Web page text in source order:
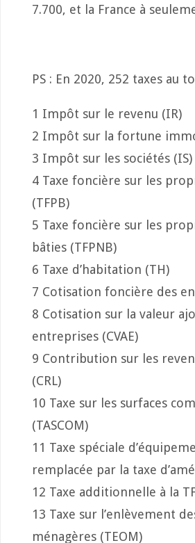
7.700, et la France à
PS : En 2020, 252 taxes au
1 Impôt sur le revenu (IR)
2 Impôt sur la fortune
3 Impôt sur les sociétés (IS)
4 Taxe foncière sur les
(TFPB)
5 Taxe foncière sur les
bâties (TFPNB)
6 Taxe d’habitation (TH)
7 Cotisation foncière des
8 Cotisation sur la valeur
entreprises (CVAE)
9 Contribution sur les
(CRL)
10 Taxe sur les surfaces
(TASCOM)
11 Taxe spéciale
remplacée par la taxe
12 Taxe additionnelle à la
13 Taxe sur l’enlèvement
ménagères (TEOM)